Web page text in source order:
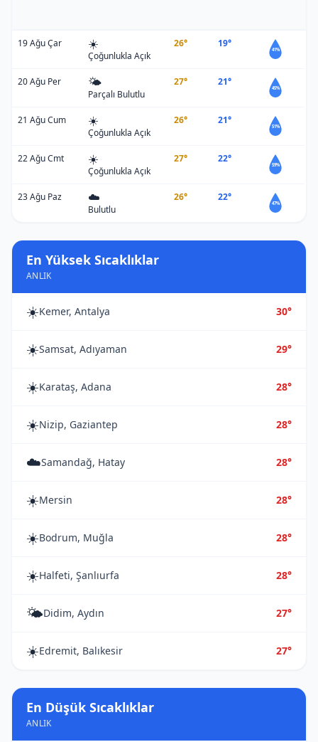
19 Ağu Çar ☀️
Çoğunlukla Açık
26° 19°
41%
20 Ağu Per 🌤️
Parçalı Bulutlu
27° 21°
45%
21 Ağu Cum ☀️
Çoğunlukla Açık
26° 21°
51%
22 Ağu Cmt ☀️
Çoğunlukla Açık
27° 22°
59%
23 Ağu Paz ☁️
Bulutlu
26° 22°
47%
En Yüksek Sıcaklıklar
ANLIK
☀️Kemer, Antalya 30°
☀️Samsat, Adıyaman 29°
☀️Karataş, Adana 28°
☀️Nizip, Gaziantep 28°
☁️Samandağ, Hatay 28°
☀️Mersin 28°
☀️Bodrum, Muğla 28°
☀️Halfeti, Şanlıurfa 28°
🌤️Didim, Aydın 27°
☀️Edremit, Balıkesir 27°
En Düşük Sıcaklıklar
ANLIK